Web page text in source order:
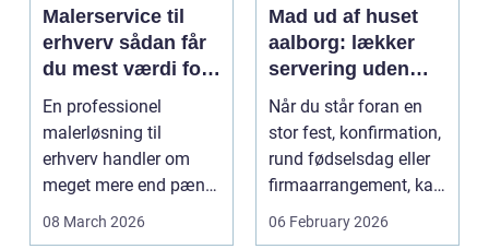
Malerservice til
erhverv sådan får
du mest værdi for
pengene
En professionel
malerløsning til
erhverv handler om
meget mere end pæne
vægge. Malerarbejde
08 March 2026
Mad ud af huset
aalborg: lækker
servering uden
stress
Når du står foran en
stor fest, konfirmation,
rund fødselsdag eller
firmaarrangement, kan
planlægnin...
06 February 2026